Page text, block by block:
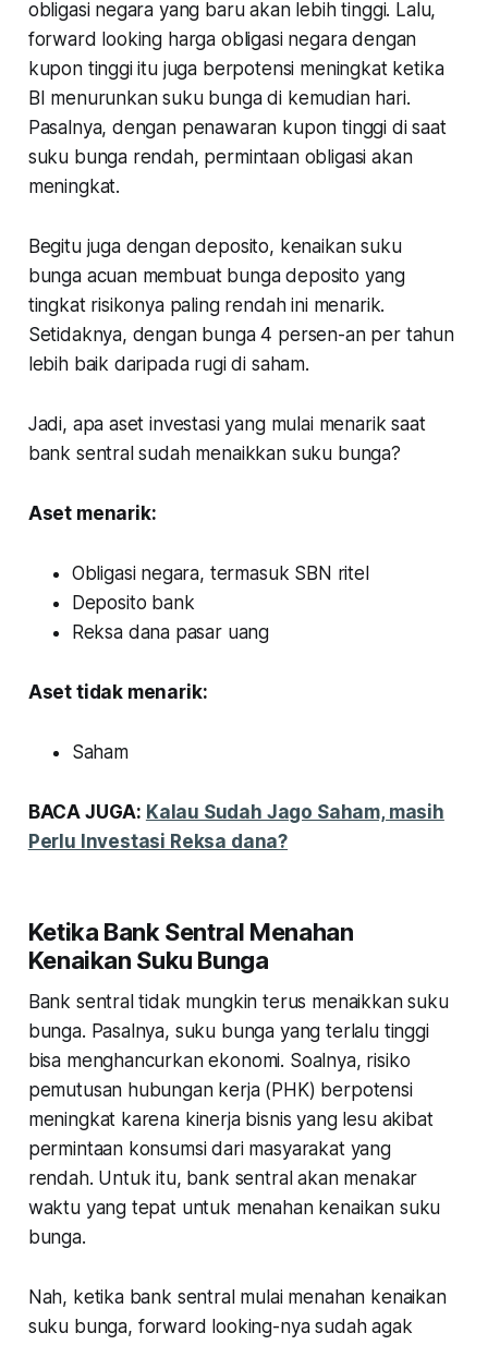
obligasi negara yang baru akan lebih tinggi. Lalu,
forward looking harga obligasi negara dengan
kupon tinggi itu juga berpotensi meningkat ketika
BI menurunkan suku bunga di kemudian hari.
Pasalnya, dengan penawaran kupon tinggi di saat
suku bunga rendah, permintaan obligasi akan
meningkat.
Begitu juga dengan deposito, kenaikan suku
bunga acuan membuat bunga deposito yang
tingkat risikonya paling rendah ini menarik.
Setidaknya, dengan bunga 4 persen-an per tahun
lebih baik daripada rugi di saham.
Jadi, apa aset investasi yang mulai menarik saat
bank sentral sudah menaikkan suku bunga?
Aset menarik:
Obligasi negara, termasuk SBN ritel
Deposito bank
Reksa dana pasar uang
Aset tidak menarik:
Saham
BACA JUGA: Kalau Sudah Jago Saham, masih
Perlu Investasi Reksa dana?
Ketika Bank Sentral Menahan
Kenaikan Suku Bunga
Bank sentral tidak mungkin terus menaikkan suku
bunga. Pasalnya, suku bunga yang terlalu tinggi
bisa menghancurkan ekonomi. Soalnya, risiko
pemutusan hubungan kerja (PHK) berpotensi
meningkat karena kinerja bisnis yang lesu akibat
permintaan konsumsi dari masyarakat yang
rendah. Untuk itu, bank sentral akan menakar
waktu yang tepat untuk menahan kenaikan suku
bunga.
Nah, ketika bank sentral mulai menahan kenaikan
suku bunga, forward looking-nya sudah agak